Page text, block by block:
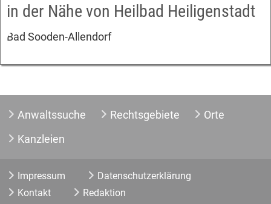
in der Nähe von Heilbad Heiligenstadt
Bad Sooden-Allendorf
Anwaltssuche Rechtsgebiete
Orte
Kanzleien
Impressum
Datenschutzerklärung
Kontakt
Redaktion